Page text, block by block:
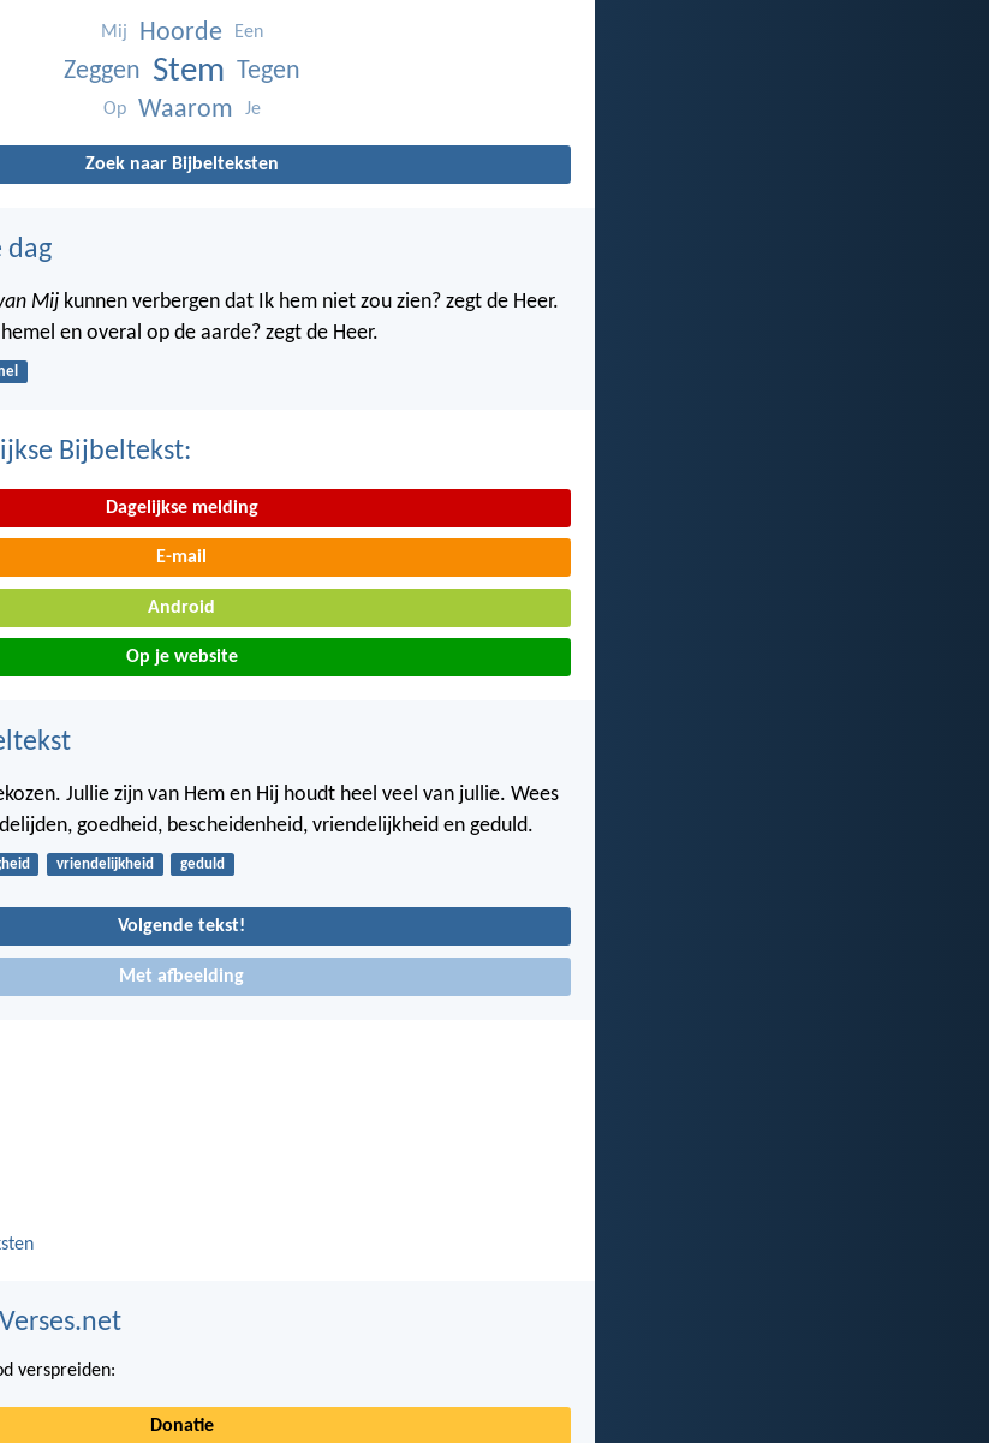
Mij Hoorde Een
Zeggen Stem Tegen
Op Waarom Je
Zoek naar Bijbelteksten
dag
Mij kunnen verbergen dat Ik hem niet zou zien? zegt de Heer.
en overal op de aarde? zegt de Heer.
Bijbeltekst:
Dagelijkse melding
E-mail
Android
Op je website
Jullie zijn van Hem en Hij houdt heel veel van jullie. Wees
goedheid, bescheidenheid, vriendelijkheid en geduld.
vriendelijkheid geduld
Volgende tekst!
Met afbeelding
verspreiden:
Donatie